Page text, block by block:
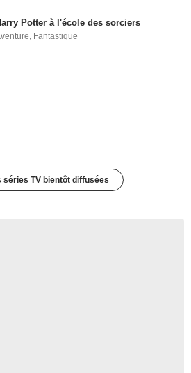
Potter à l'école des sorciers
Fantastique
séries TV bientôt diffusées